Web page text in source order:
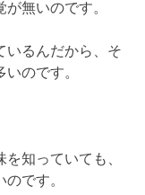
無いのです。
いるんだから、そ
のです。
知っていても、
です。